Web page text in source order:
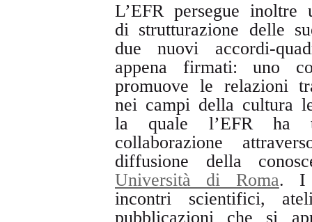
L’EFR persegue
di strutturazione delle
due nuovi accordi-
appena firmati: uno
promuove le relazioni
nei campi della cultura
la quale l’EFR ha
collaborazione
diffusione della
Università di Roma. I
incontri scientifici,
pubblicazioni che si